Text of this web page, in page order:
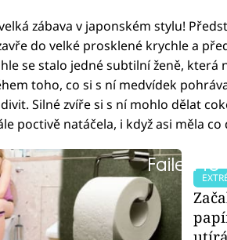
zábava v japonském stylu!
do velké prosklené krychle a
se stalo jedné subtilní ženě, která
toho, co si s ní medvídek
Silné zvíře si s ní mohlo dělat
poctivě natáčela, i když asi měla
Failed to